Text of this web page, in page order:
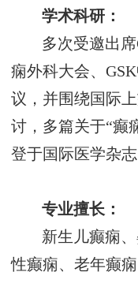
学术科研 ：
多次受邀出席
痫外科大会、
议，并围绕国际
讨，多篇关于“癫
登于国际医学杂志
专业擅长：
新生儿癫痫
性癫痫、老年癫